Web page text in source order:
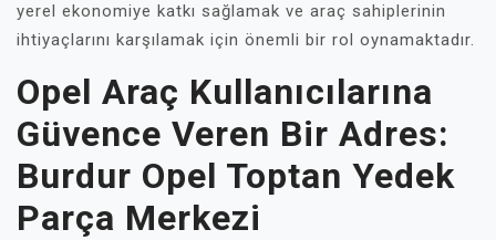
yerel ekonomiye katkı sağlamak ve araç sahiplerinin
ihtiyaçlarını karşılamak için önemli bir rol oynamaktadır.
Opel Araç Kullanıcılarına
Güvence Veren Bir Adres:
Burdur Opel Toptan Yedek
Parça Merkezi